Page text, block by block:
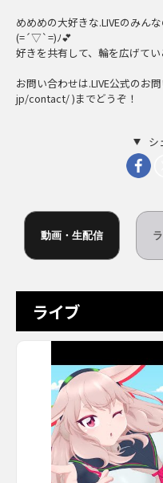
めめめの大好きな.LIVEのみん
(=´▽`=)ﾉ💕
好きを共有して、輪を広げて
お問い合わせは.LIVE公式のお
jp/contact/ )までどうぞ！
シ
動画・生配信
ライブ